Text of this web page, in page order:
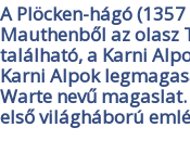
A Plöcken-hágó
Mauthenből az olasz
található, a Karni
Karni Alpok
Warte nevű
első világháború